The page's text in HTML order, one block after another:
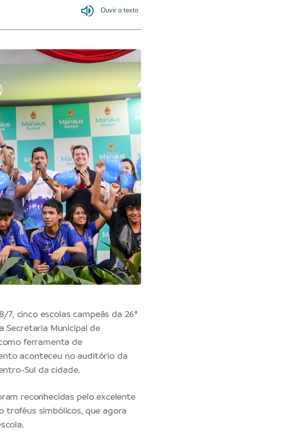
cinco escolas campeãs da 26ª
Secretaria Municipal de
ferramenta de
aconteceu no auditório da
Sul da cidade.
reconhecidas pelo excelente
troféus simbólicos, que agora